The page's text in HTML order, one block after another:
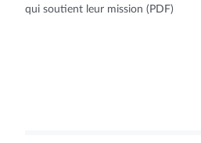
qui soutient leur mission (PDF)